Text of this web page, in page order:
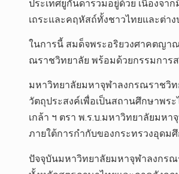
ประเทศยูกันดารวมอยู่ด้วย เนื่องจ
เถระและคฤหัสถ์ทั้งชาวไทยและต่าง
ในการนี้ สมด็จพระอริยวงศาคตญา
ณราชวิทยาลัย พร้อมด้วยกรรมการ
มหาวิทยาลัยมหาจุฬาลงกรณราชวิท
วัตถุประสงค์เพื่อเป็นสถานศึกษาพร
เกล้า ฯ ตรา พ.ร.บ.มหาวิทยาลัยมห
ภายใต้การกำกับของกระทรวงอุดม
ปัจจุบันมหาวิทยาลัยมหาจุฬาลงกรณ